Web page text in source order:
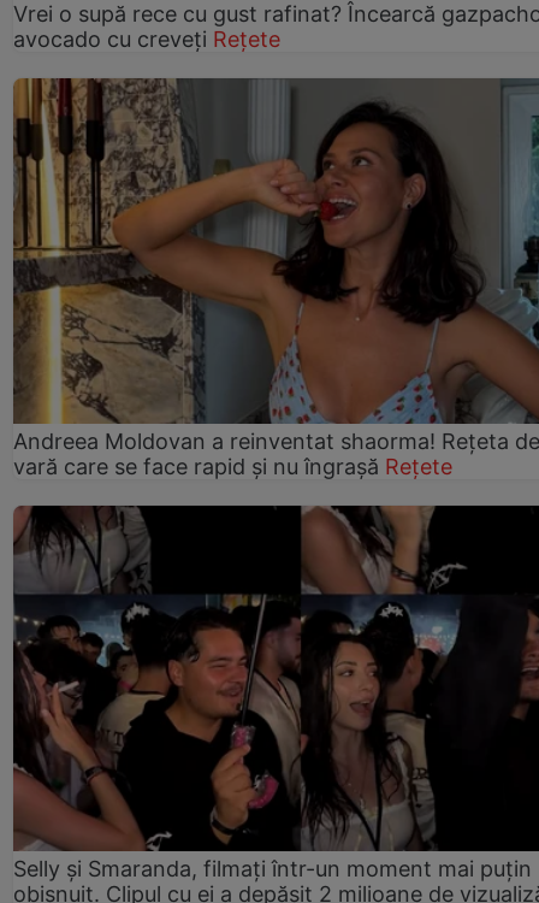
Vrei o supă rece cu gust rafinat? Încearcă
avocado cu creveți Rețete
Andreea Moldovan a reinventat shaorma! Rețeta de
vară care se face rapid și nu îngrașă Rețete
Selly și Smaranda, filmați într-un moment mai puțin
obișnuit. Clipul cu ei a depășit 2 milioane de